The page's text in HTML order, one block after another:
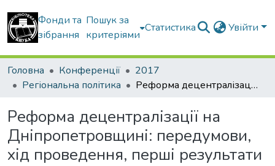
Фонди та
зібрання
Пошук за
критеріями
Статистика Увійти
Головна Конференції
2017
Регіональна політика
Реформа децентралізації на Дніпропетровщині: передумови, хід проведення, перші результати
Реформа децентралізації на
Дніпропетровщині: передумови,
хід проведення, перші результати